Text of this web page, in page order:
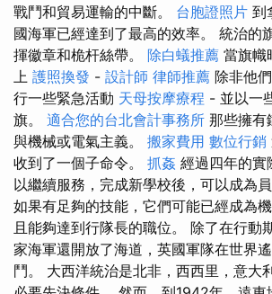
戰鬥和貿易運輸的中斷。 台胞證照片 到
國海軍已經達到了最高的效率。 統治的
揮徽章和桅杆絲帶。 除白蟻推薦 當旗幟
上 護照換發 - 設計師 律師推薦 除非他
行一些緊急活動 天母按摩療程 - 並以一
旗。 適合您的台北會計事務所 那些擁有
與機械或電氣主義。 搬家費用 數位行銷
收到了一個子命令。 抓姦 經過四年的實
以繼續服務，完成新學校後，可以成為員
如果有足夠的技能，它們可能已經成為
且能夠達到行隊長的職位。 除了在行動
家海軍還開放了海道，英國軍隊在世界
鬥。 大西洋統治是北非，西西里，意大